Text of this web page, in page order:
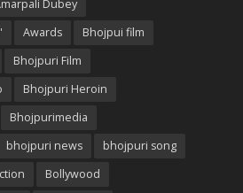
Dubey
Awards
Bhojpui film
Bhojpuri Film
Bhojpuri Heroin
Bhojpurimedia
bhojpuri news
bhojpuri song
Bollywood